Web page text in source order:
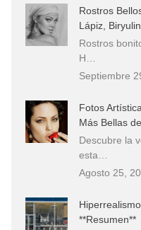
Rostros
Lápiz,
Rostros
H…
Septiembre
Fotos
Más Bellas
Descubre la
esta…
Agosto 25,
**Resumen**